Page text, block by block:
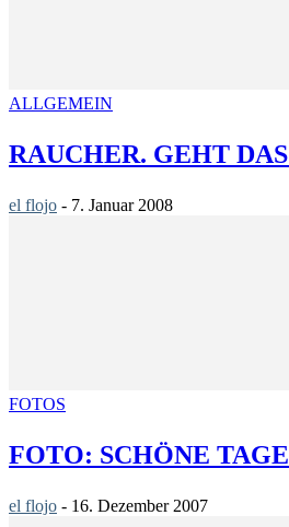
ALLGEMEIN
RAUCHER. GEHT
el flojo - 7. Januar 2008
FOTOS
FOTO: SCHÖNE
el flojo - 16. Dezember 2007